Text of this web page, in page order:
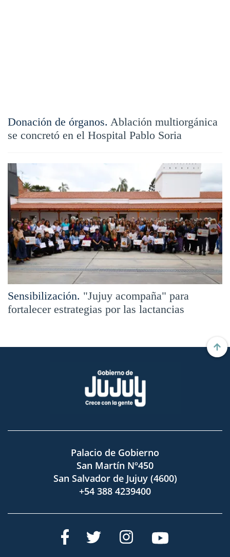
Donación de órganos. Ablación multiorgánica
se concretó en el Hospital Pablo Soria
Sensibilización. "Jujuy acompaña" para
fortalecer estrategias por las lactancias
Palacio de Gobierno
San Martín Nº450
San Salvador de Jujuy (4600)
+54 388 4239400